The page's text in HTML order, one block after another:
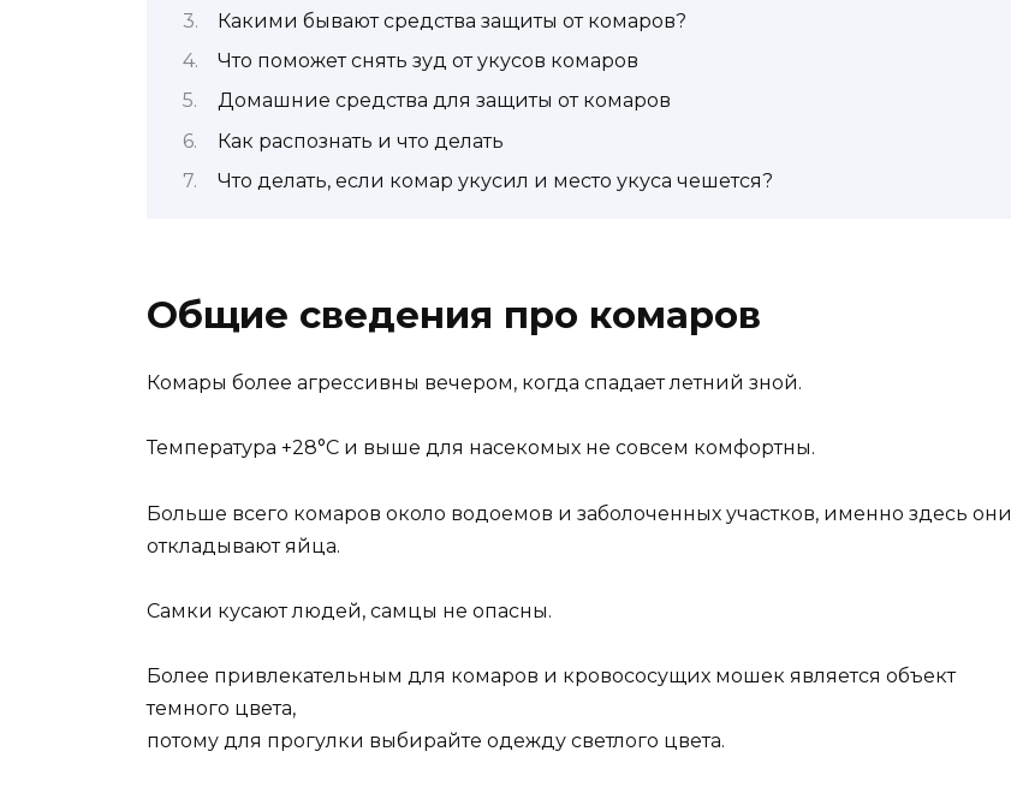
Какими бывают средства защиты от комаров?
Что поможет снять зуд от укусов комаров
Домашние средства для защиты от комаров
Как распознать и что делать
Что делать, если комар укусил и место укуса чешется?
Общие сведения про комаров
Комары более агрессивны вечером, когда спадает летний зной.
Температура +28°С и выше для насекомых не совсем комфортны.
Больше всего комаров около водоемов и заболоченных участков, именно здесь они
откладывают яйца.
Cамки кусают людей, самцы не опасны.
Более привлекательным для комаров и кровососущих мошек является объект
темного цвета,
потому для прогулки выбирайте одежду светлого цвета.